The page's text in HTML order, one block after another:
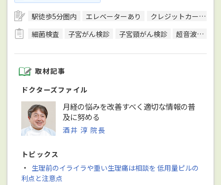
駅徒歩5分圏内 エレベーターあり
クレジットカード対応
細菌検査
子宮がん検診 子宮頸がん検診 超音波検査
取材記事
ドクターズファイル
月経の悩みを改善すべく適切な情報の普
及に努める
酒井 淳 院長
トピックス
・ 生理前のイライラや重い生理痛は相談を 低用量ピルの
利点と注意点